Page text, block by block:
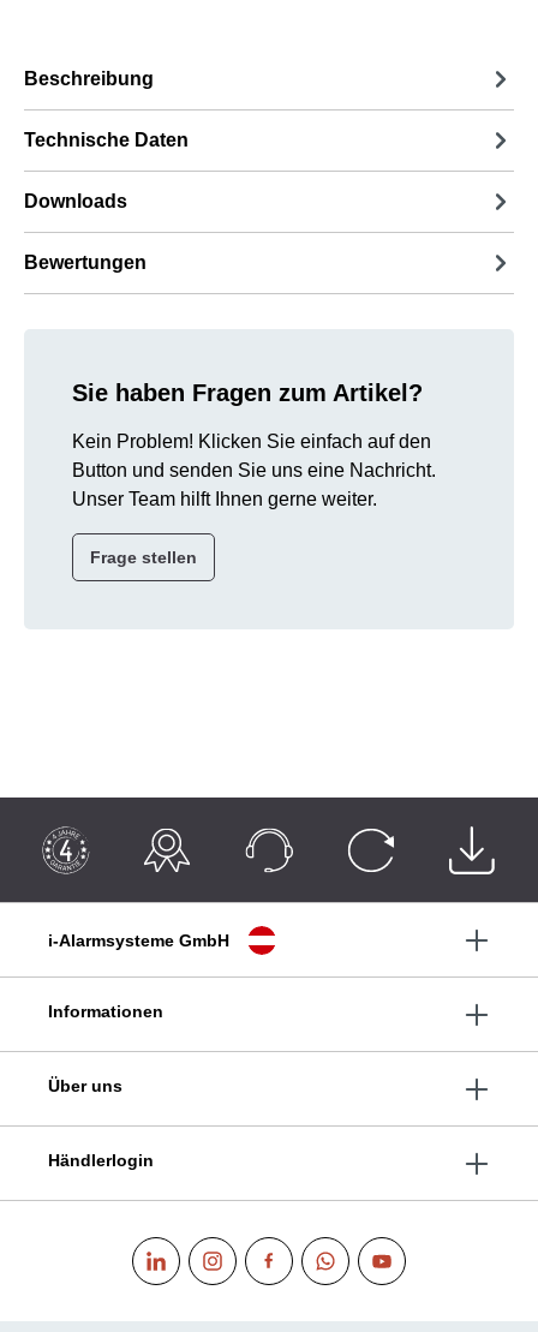
Beschreibung
Technische Daten
Downloads
Bewertungen
Sie haben Fragen zum Artikel?
Kein Problem! Klicken Sie einfach auf den
Button und senden Sie uns eine Nachricht.
Unser Team hilft Ihnen gerne weiter.
Frage stellen
i-Alarmsysteme GmbH
Informationen
Über uns
Händlerlogin